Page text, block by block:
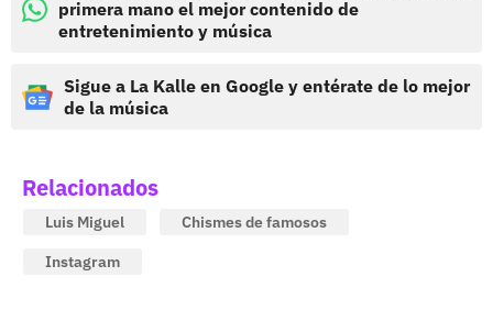
primera mano el mejor contenido de
entretenimiento y música
Sigue a La Kalle en Google y entérate de lo mejor
de la música
Relacionados
Luis Miguel
Chismes de famosos
Instagram